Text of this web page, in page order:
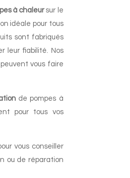
à chaleursur le
idéale pour tous
sont fabriqués
leur fiabilité. Nos
vous faire
de pompes à
pour tous vos
vous conseiller
ou de réparation